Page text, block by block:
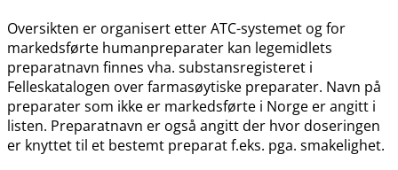
Oversikten er organisert etter ATC-systemet og for
markedsførte humanpreparater kan legemidlets
preparatnavn finnes vha. substansregisteret i
Felleskatalogen over farmasøytiske preparater. Navn på
preparater som ikke er markedsførte i Norge er angitt i
listen. Preparatnavn er også angitt der hvor doseringen
er knyttet til et bestemt preparat f.eks. pga. smakelighet.